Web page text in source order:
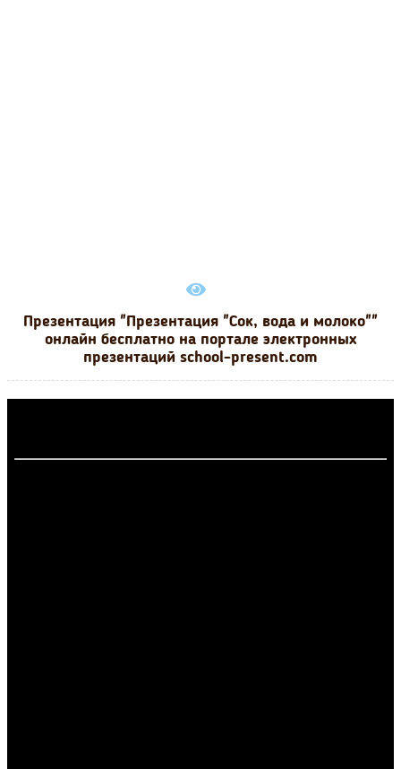
Презентация "Презентация "Сок, вода и молоко""
онлайн бесплатно на портале электронных
презентаций school-present.com